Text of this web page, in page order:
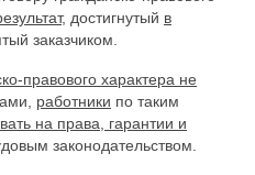
, достигнутый в
заказчиком.
правового характера не
работники по таким
на права, гарантии и
законодательством.